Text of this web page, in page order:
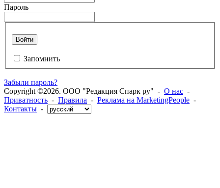
Пароль
Войти
Запомнить
Забыли пароль?
Copyright ©2026. ООО "Редакция Спарк ру" - О нас -
Приватность - Правила - Реклама на MarketingPeople -
Контакты -